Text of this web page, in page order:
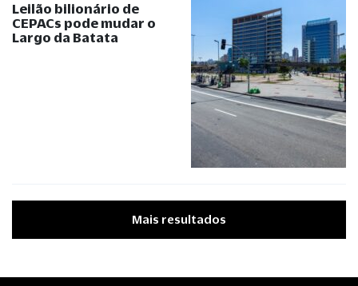
Leilão bilionário de
CEPACs pode mudar o
Largo da Batata
Mais resultados